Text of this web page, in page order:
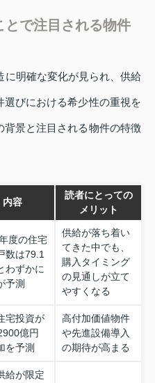
とで注目される物件
に明確な変化が見られ、供給
びにおける希少性の重視を
景と注目される物件の特徴
内容
読者にとっての
メリット
度の住宅
数は79.1
わずかに
予測
供給が落ち着い
てきた中でも、
購入タイミング
の見通しが立て
やすくなる
宅投資が
億円
を予測
高付加価値物件
や先進設備導入
の期待が高まる
給が限定